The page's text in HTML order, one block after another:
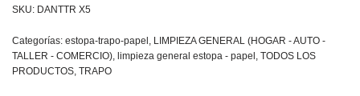
SKU: DANTTR X5
Categorías: estopa-trapo-papel , LIMPIEZA GENERAL (HOGAR - AUTO -
TALLER - COMERCIO), limpieza general estopa - papel , TODOS LOS
PRODUCTOS, TRAPO